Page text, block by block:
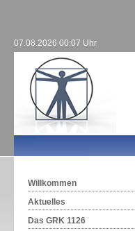
07.08.2026 00:07 Uhr
Willkommen
Aktuelles
Das GRK 1126